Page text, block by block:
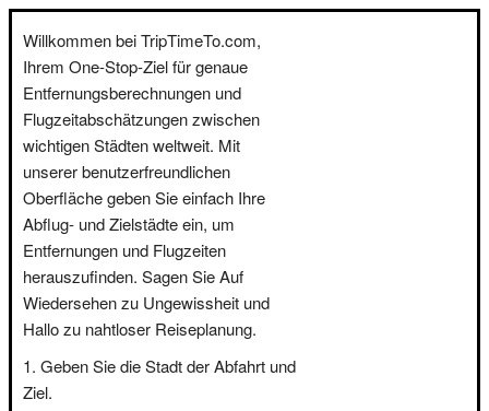
Willkommen bei TripTimeTo.com,
Ihrem One-Stop-Ziel für genaue
Entfernungsberechnungen und
Flugzeitabschätzungen zwischen
wichtigen Städten weltweit. Mit
unserer benutzerfreundlichen
Oberfläche geben Sie einfach Ihre
Abflug- und Zielstädte ein, um
Entfernungen und Flugzeiten
herauszufinden. Sagen Sie Auf
Wiedersehen zu Ungewissheit und
Hallo zu nahtloser Reiseplanung.
Geben Sie die Stadt der Abfahrt und
Ziel.